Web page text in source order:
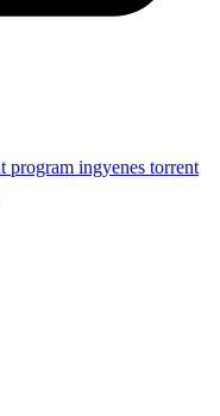
program ingyenes torrent